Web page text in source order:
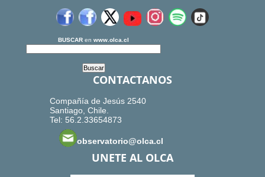
BUSCAR en www.olca.cl
CONTACTANOS
Compañía de Jesús 2540
Santiago, Chile.
Tel: 56.2.33654873
observatorio@olca.cl
UNETE AL OLCA